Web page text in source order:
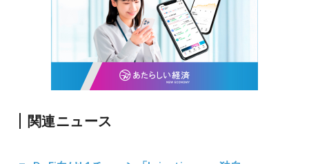
関連ニュース